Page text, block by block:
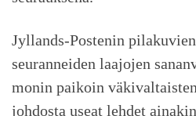
Jyllands-Postenin
seuranneiden laajojen
monin paikoin
johdosta useat lehdet